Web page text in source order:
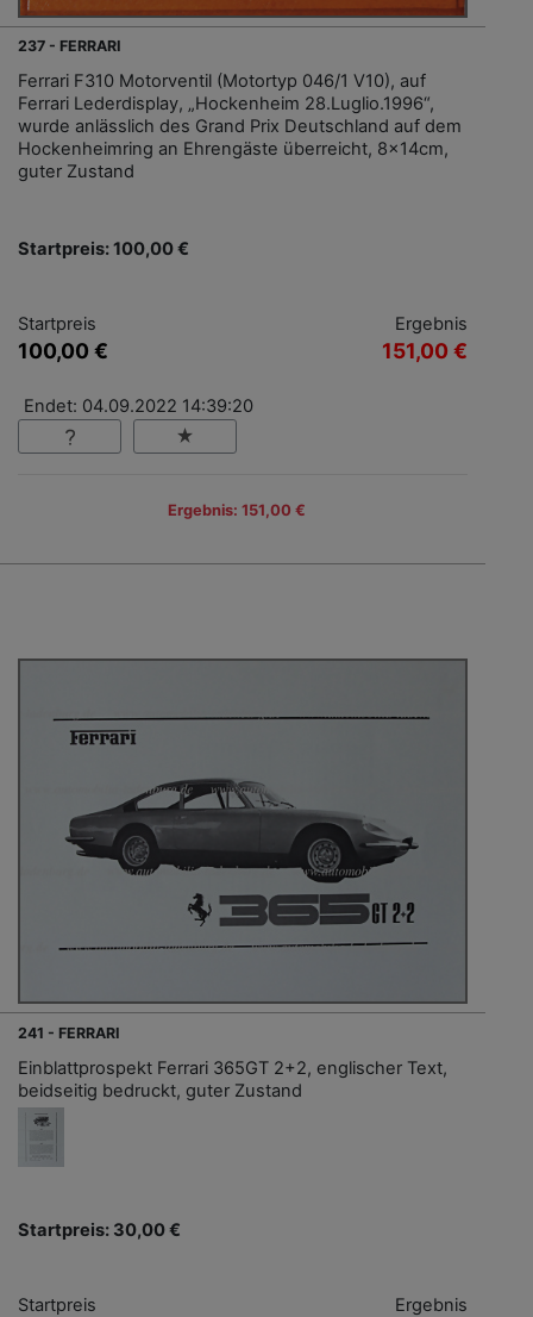
237 - FERRARI
Ferrari F310 Motorventil (Motortyp 046/1 V10), auf
Ferrari Lederdisplay, „Hockenheim 28.Luglio.1996“,
wurde anlässlich des Grand Prix Deutschland auf dem
Hockenheimring an Ehrengäste überreicht, 8x14cm,
guter Zustand
Startpreis: 100,00 €
Startpreis
100,00 €
Ergebnis
151,00 €
Endet: 04.09.2022 14:39:20
Ergebnis: 151,00 €
241 - FERRARI
Einblattprospekt Ferrari 365GT 2+2, englischer Text,
beidseitig bedruckt, guter Zustand
Startpreis: 30,00 €
Startpreis Ergebnis